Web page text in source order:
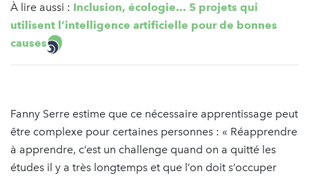
À lire aussi : Inclusion, écologie... 5 projets qui
utilisent l’intelligence artificielle pour de bonnes
causes
Fanny Serre estime que ce nécessaire apprentissage peut
être complexe pour certaines personnes : « Réapprendre
à apprendre, c’est un challenge quand on a quitté les
études il y a très longtemps et que l’on doit s’occuper